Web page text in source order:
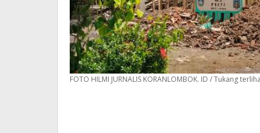
FOTO HILMI JURNALIS KORANLOMBOK. ID / Tukang